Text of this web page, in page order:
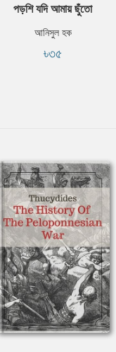
পড়শি যদি আমায় ছুঁতো
আনিসুল হক
৳৩৫